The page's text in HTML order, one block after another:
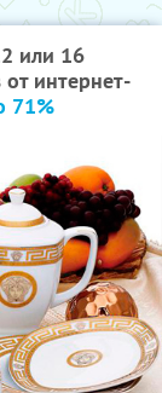
или 16
интернет-
71%